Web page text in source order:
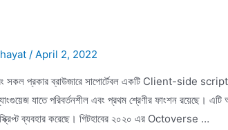
hayat / April 2, 2022
এবং সকল প্রকার ব্রাউজারে সাপোর্টেবল একটি Client-
যাতে পরিবর্তনশীল এবং প্রথম শ্রেণীর ফাংশন রয়েছে।
ব্যবহার করেছে। গিটহাবের ২০২০ এর Octoverse …